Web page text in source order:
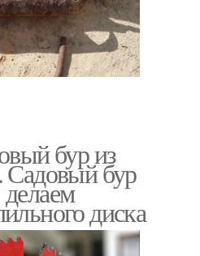
бур из
Садовый бур
диска